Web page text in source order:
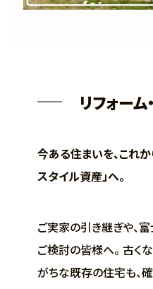
リフォーム
今ある住まいを、これ
スタイル資産」へ。
ご実家の引き継ぎや、
ご検討の皆様へ。 古く
がちな既存の住宅も、